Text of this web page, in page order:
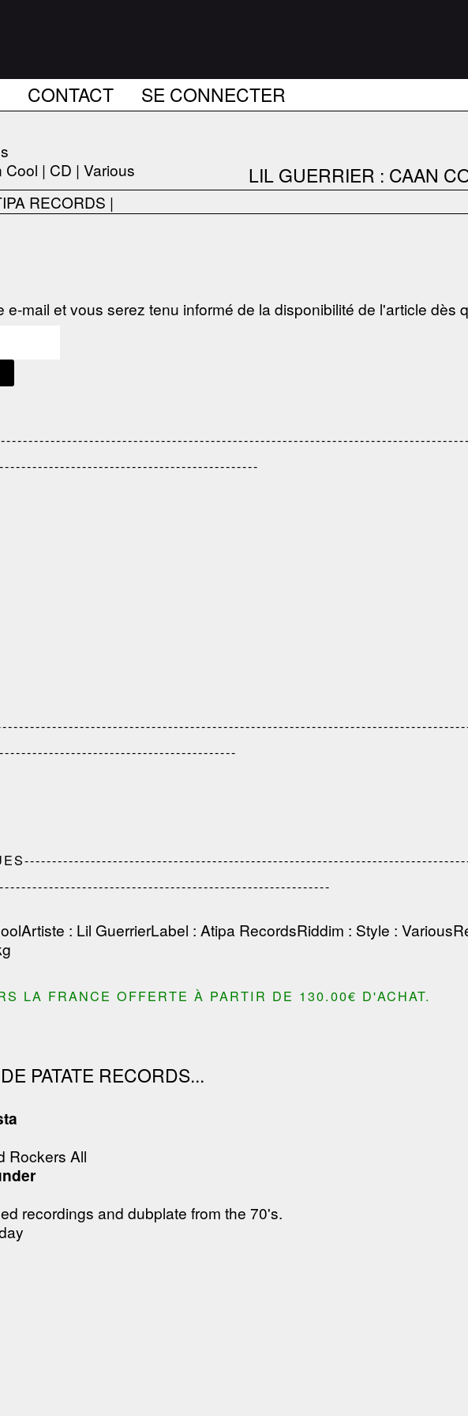
CONTACT SE CONNECTER
LIL GUERRIER : CAAN
RECORDS |
e-mail et vous serez tenu informé de la disponibilité de l'article dès
Artiste : Lil GuerrierLabel :Atipa RecordsRiddim : Style : Various
LA FRANCE OFFERTE À PARTIR DE 130.00€ D'ACHAT.
PATATE RECORDS...
Rockers All
recordings and dubplate from the 70's.